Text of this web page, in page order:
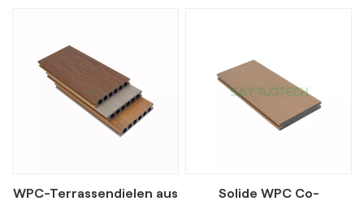
WPC-Terrassendielen aus
Solide WPC Co-